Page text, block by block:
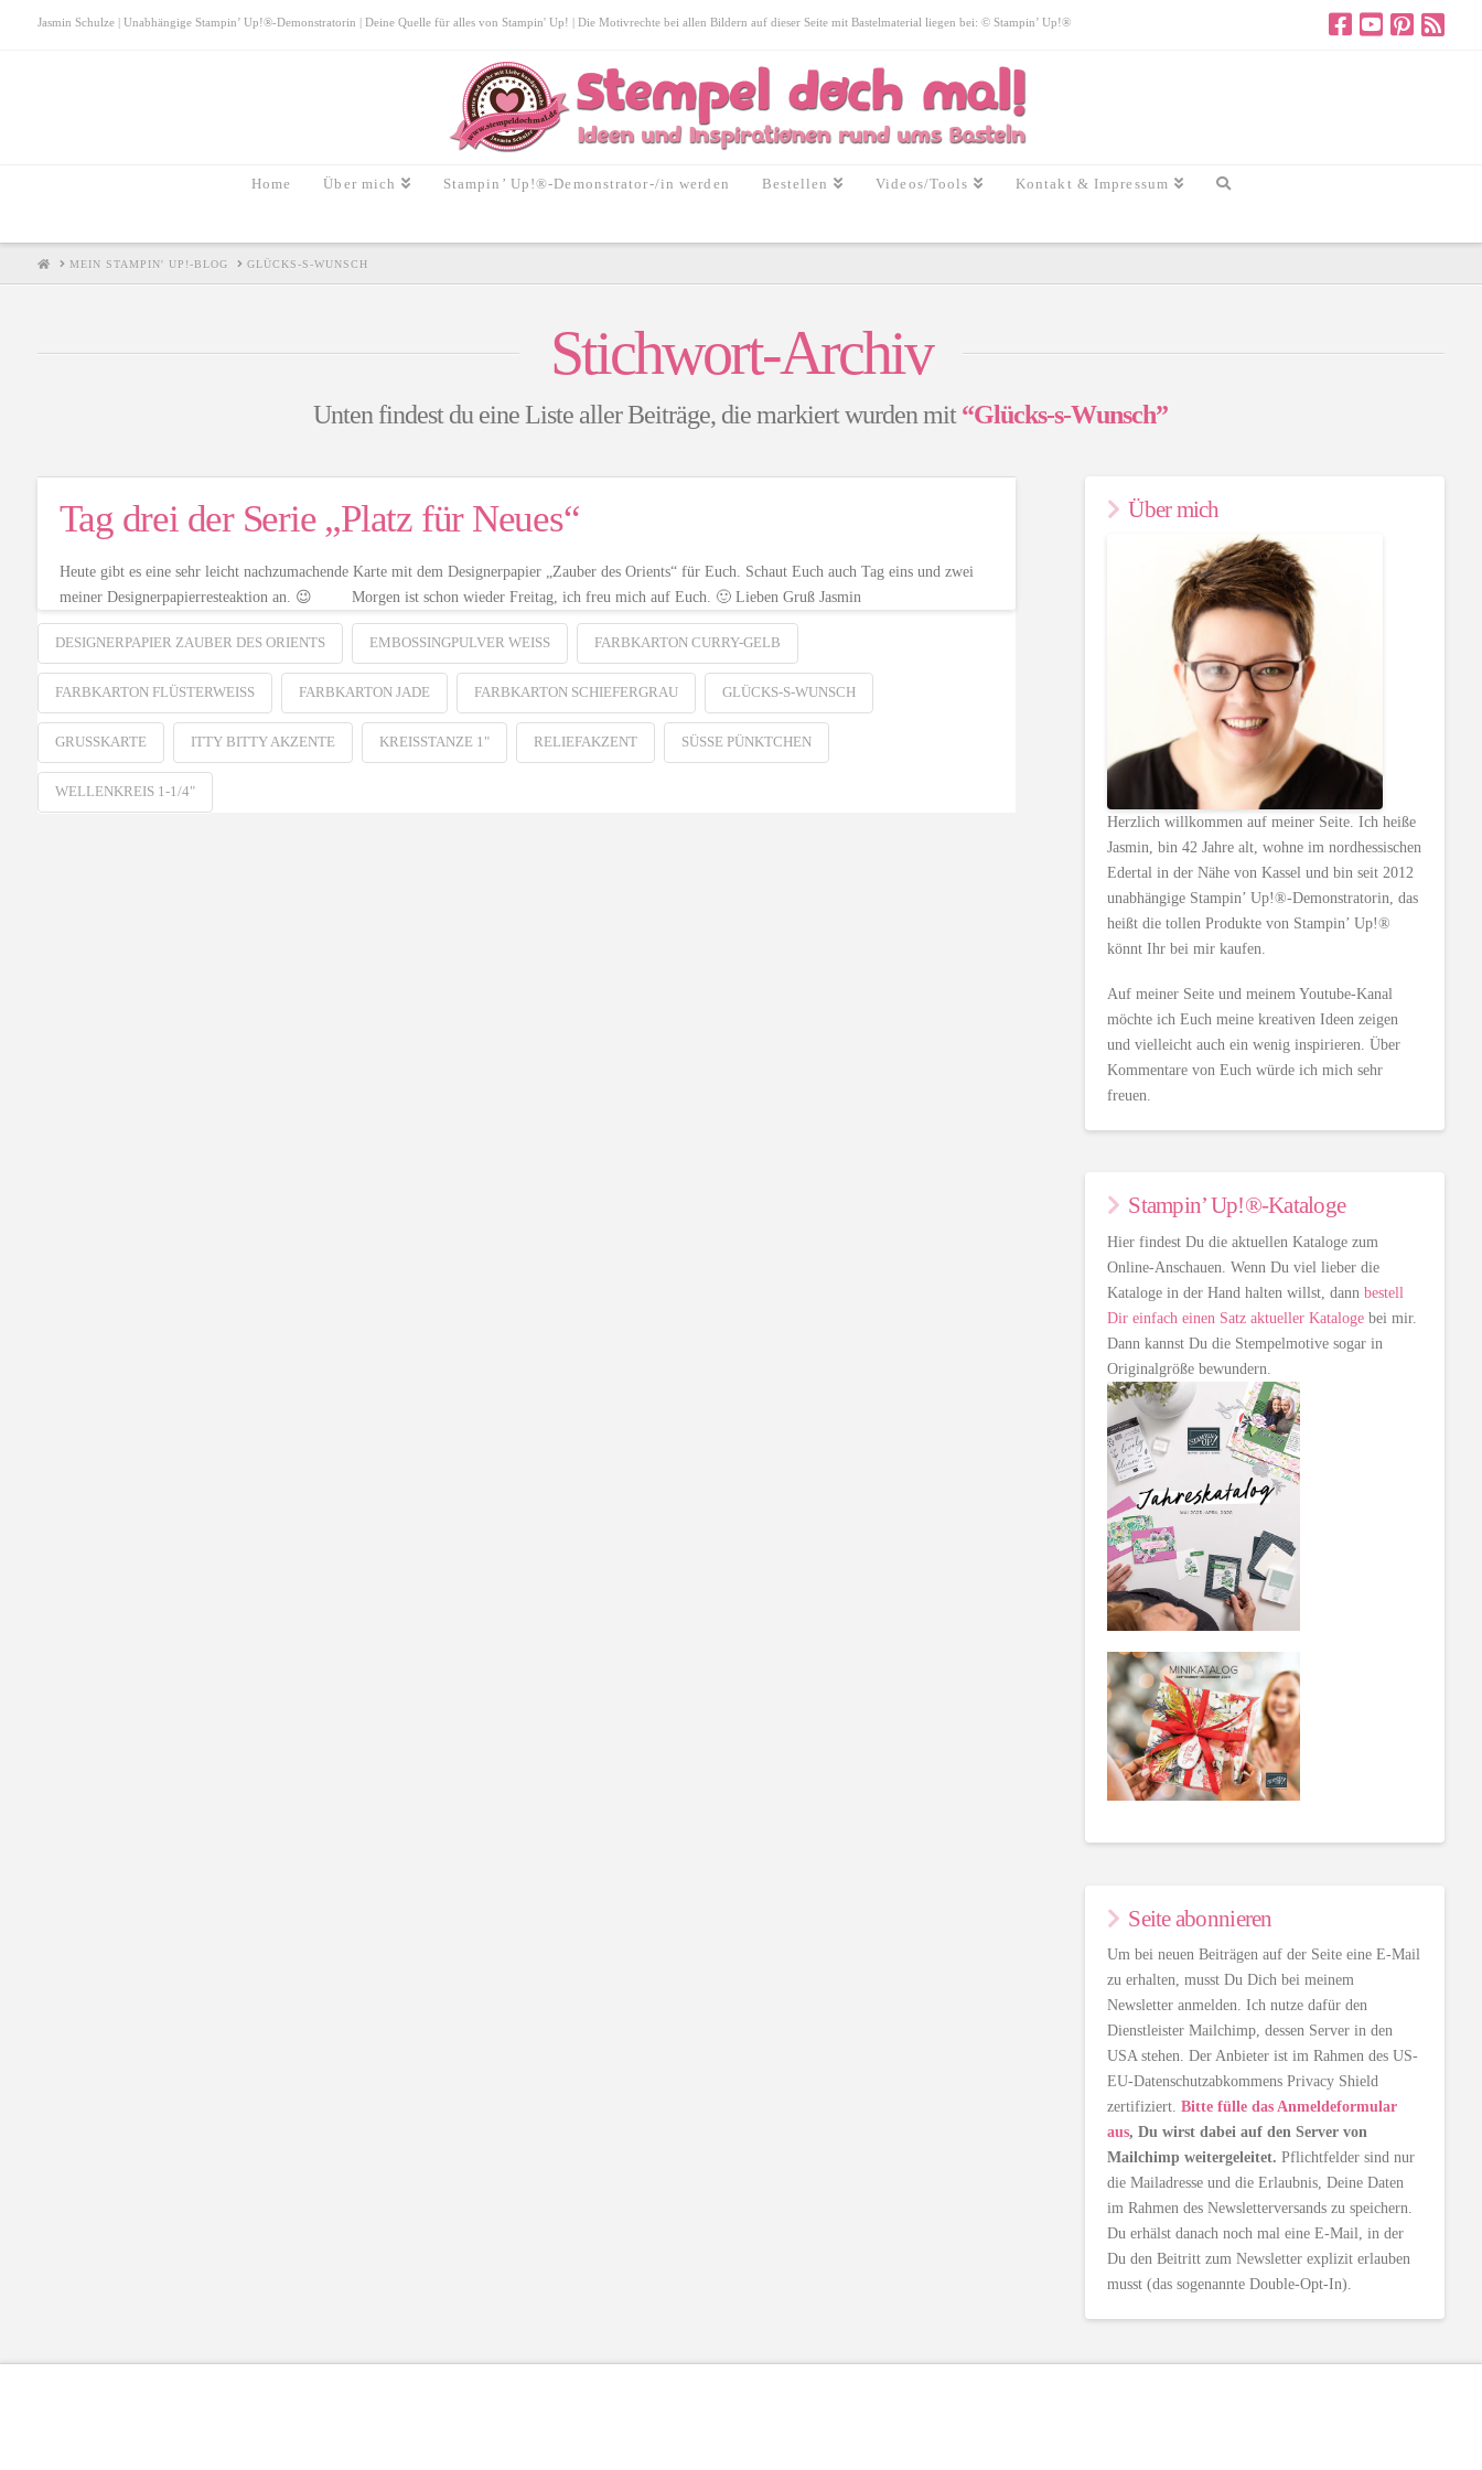
Jasmin Schulze | Unabhängige Stampin’ Up!®-Demonstratorin | Deine Quelle für alles von Stampin' Up! | Die Motivrechte bei allen Bildern auf dieser Seite mit Bastelmaterial liegen bei: © Stampin’ Up!®
Home Über mich Stampin’ Up!®-Demonstrator-/in werden Bestellen Videos/Tools Kontakt & Impressum
HOMEMEIN STAMPIN' UP!-BLOG GLÜCKS-S-WUNSCH
Stichwort-Archiv
Unten findest du eine Liste aller Beiträge, die markiert wurden mit“Glücks-s-Wunsch”
Tag drei der Serie „Platz für Neues“
Heute gibt es eine sehr leicht nachzumachende Karte mit dem Designerpapier „Zauber des Orients“ für Euch. Schaut Euch auch Tag eins und zwei
meiner Designerpapierresteaktion an. 😉 Morgen ist schon wieder Freitag, ich freu mich auf Euch. 🙂 Lieben Gruß Jasmin
DESIGNERPAPIER ZAUBER DES ORIENTS EMBOSSINGPULVER WEISS FARBKARTON CURRY-GELB
FARBKARTON FLÜSTERWEISS FARBKARTON JADE FARBKARTON SCHIEFERGRAU GLÜCKS-S-WUNSCH
GRUSSKARTE ITTY BITTY AKZENTE KREISSTANZE 1" RELIEFAKZENT SÜSSE PÜNKTCHEN
WELLENKREIS 1-1/4"
Über mich
Herzlich willkommen auf meiner Seite. Ich heiße
Jasmin, bin 42 Jahre alt, wohne im nordhessischen
Edertal in der Nähe von Kassel und bin seit 2012
unabhängige Stampin’ Up!®-Demonstratorin, das
heißt die tollen Produkte von Stampin’ Up!®
könnt Ihr bei mir kaufen.
Auf meiner Seite und meinem Youtube-Kanal
möchte ich Euch meine kreativen Ideen zeigen
und vielleicht auch ein wenig inspirieren. Über
Kommentare von Euch würde ich mich sehr
freuen.
Stampin’ Up!®-Kataloge
Hier findest Du die aktuellen Kataloge zum
Online-Anschauen. Wenn Du viel lieber die
Kataloge in der Hand halten willst, dannbestell
Dir einfach einen Satz aktueller Kataloge bei mir.
Dann kannst Du die Stempelmotive sogar in
Originalgröße bewundern.
Seite abonnieren
Um bei neuen Beiträgen auf der Seite eine E-Mail
zu erhalten, musst Du Dich bei meinem
Newsletter anmelden. Ich nutze dafür den
Dienstleister Mailchimp, dessen Server in den
USA stehen. Der Anbieter ist im Rahmen des US-
EU-Datenschutzabkommens Privacy Shield
zertifiziert.Bitte fülle das Anmeldeformular
aus, Du wirst dabei auf den Server von
Mailchimp weitergeleitet. Pflichtfelder sind nur
die Mailadresse und die Erlaubnis, Deine Daten
im Rahmen des Newsletterversands zu speichern.
Du erhälst danach noch mal eine E-Mail, in der
Du den Beitritt zum Newsletter explizit erlauben
musst (das sogenannte Double-Opt-In).